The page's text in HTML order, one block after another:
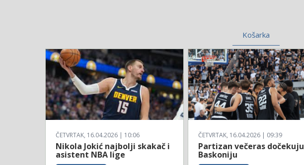
Košarka
ČETVRTAK, 16.04.2026 | 10:06
Nikola Jokić najbolji skakač i
asistent NBA lige
ČETVRTAK, 16.04.2026 | 09:39
Partizan večeras dočekuju
Baskoniju